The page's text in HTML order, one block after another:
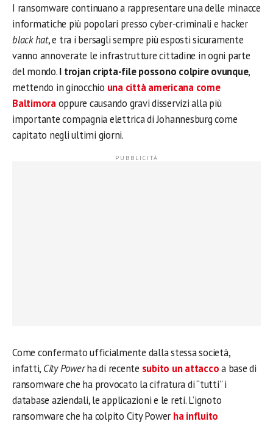
I ransomware continuano a rappresentare una delle minacce
informatiche più popolari presso cyber-criminali e hacker
black hat, e tra i bersagli sempre più esposti sicuramente
vanno annoverate le infrastrutture cittadine in ogni parte
del mondo.I trojan cripta-file possono colpire ovunque,
mettendo in ginocchio una città americana come
Baltimoraoppure causando gravi disservizi alla più
importante compagnia elettrica di Johannesburg come
capitato negli ultimi giorni.
Come confermato ufficialmente dalla stessa società,
infatti, City Powerha di recente subito un attaccoa base di
ransomware che ha provocato la cifratura di “tutti” i
database aziendali, le applicazioni e le reti. L’ignoto
ransomware che ha colpito City Power ha influito